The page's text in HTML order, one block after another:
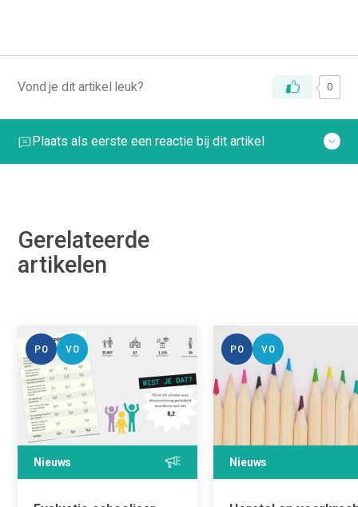
Vond je dit artikel leuk? 0
Plaats als eerste een reactie bij dit artikel
Gerelateerde
artikelen
PO VO
Nieuws
PO VO
Nieuws